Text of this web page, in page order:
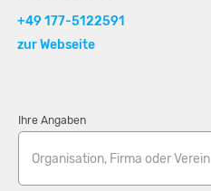
+49 177-5122591
zur Webseite
Ihre Angaben
Organisation, Firma oder Verein